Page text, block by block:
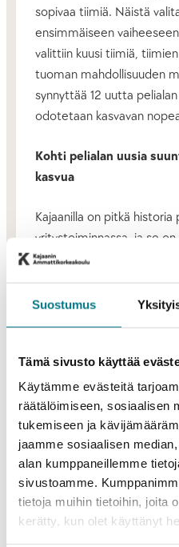
Suostumus
Tämä sivusto käyttää
Käytämme evästeitä
räätälöimiseen, sosiaalisen
tukemiseen ja
jaamme sosiaalisen
alan kumppaneillemme
sivustoamme.
tietoja muihin tietoihin, joita
kerätty, kun olet käyttänyt
sopivaa tiimiä. Näistä
ensimmäiseen
valittiin kuusi tiimiä,
tuoman mahdollisuuden
synnyttää 12 uutta
odotetaan kasvavan
Kohti pelialan uusia
kasvua
Kajaanilla on pitkä historia
yritystoiminnassa, ja se
kaupungeista, joissa
ja pitkäjänteisesti.
epävarmuudesta.
systemaattisesti
peliyrityksiä, toteaa
GameLABiin valituissa
pelialan uudet
nopeat julkaisumallit ja
teknologiaa
kansainvälisiä tekijöitä ja